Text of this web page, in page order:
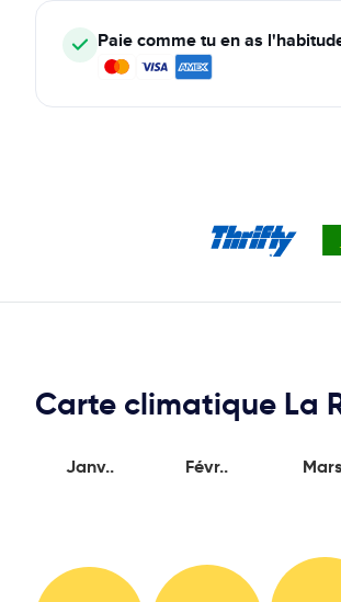
Paie comme tu en as
Carte climatique La
Janv.. Févr..